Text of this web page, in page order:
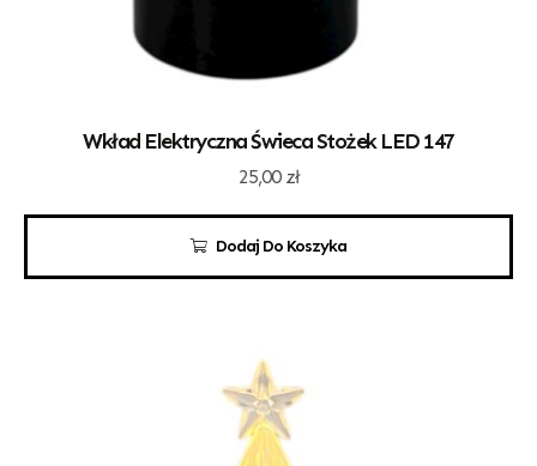
Dodaj Do Koszyka
Wkład Elektryczna Świeca Stożek LED 147
25,00 zł